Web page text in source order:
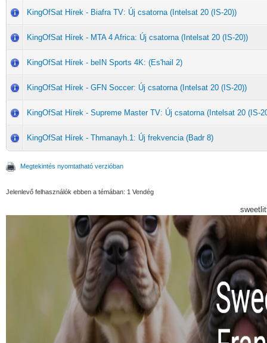
KingOfSat Hírek - Biafra TV: Új csatorna (Intelsat 20 (IS-20))
KingOfSat Hírek - MTA 4 Africa: Új csatorna (Intelsat 20 (IS-20))
KingOfSat Hírek - beIN Sports 4K: (Es'hail 2)
KingOfSat Hírek - GFN Soccer: Új csatorna (Intelsat 20 (IS-20))
KingOfSat Hírek - Supreme Master TV: Új csatorna (Intelsat 20 (IS-
KingOfSat Hírek - Thmanayh.1: Új frekvencia (Badr 8)
Megtekintés nyomtatható verzióban
Jelenlevő felhasználók ebben a témában: 1 Vendég